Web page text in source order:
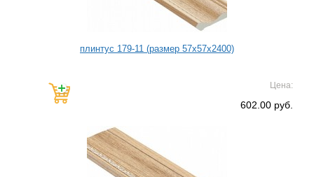
плинтус 179-11 (размер 57х57х2400)
Цена:
602.00 руб.